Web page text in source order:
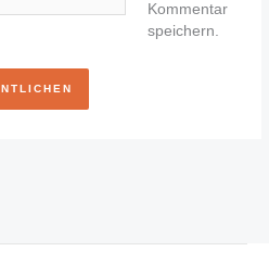
Kommentar
speichern.